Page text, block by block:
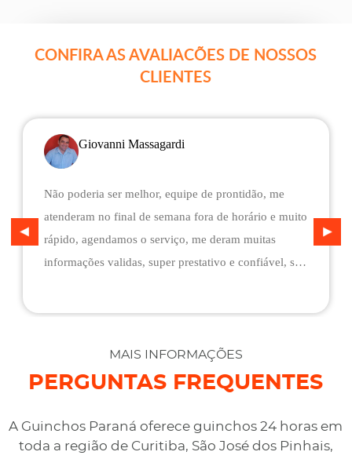
CONFIRA AS AVALIACÕES DE NOSSOS
CLIENTES
Giovanni Massagardi
Não poderia ser melhor, equipe de prontidão, me
atenderam no final de semana fora de horário e muito
rápido, agendamos o serviço, me deram muitas
informações validas, super prestativo e confiável, são
desviaram para uma oficina mais próximo, sem
qualquer custo na maior boa vontade.
MAIS INFORMAÇÕES
PERGUNTAS FREQUENTES
A Guinchos Paraná oferece guinchos 24 horas em
toda a região de Curitiba, São José dos Pinhais,